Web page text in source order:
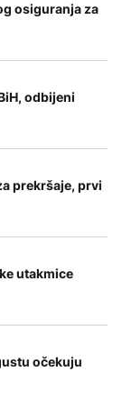
osiguranja za
odbijeni
prekršaje, prvi
utakmice
očekuju